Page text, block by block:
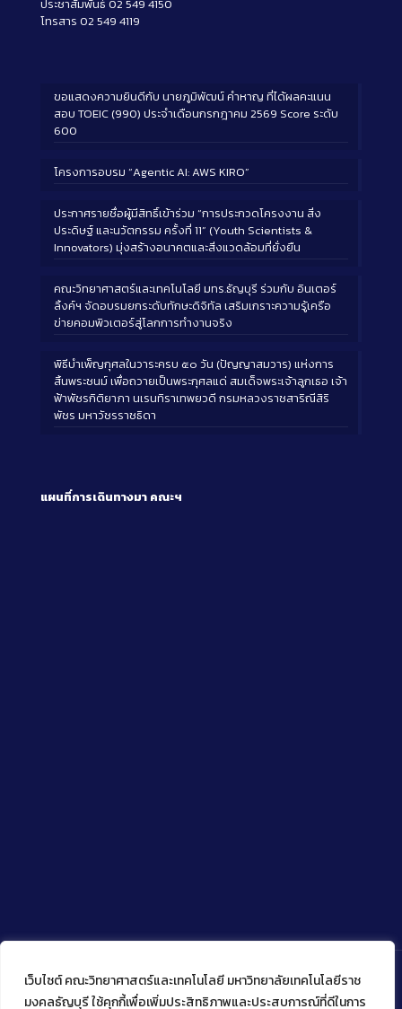
เว็บไซต์ คณะวิทยาศาสตร์และเทคโนโลยี มหาวิทยาลัยเทคโนโลยีราช
มงคลธัญบุรี ใช้คุกกี้เพื่อเพิ่มประสิทธิภาพและประสบการณ์ที่ดีในการ
ประชาสัมพันธ์ 02 549 4150
โทรสาร 02 549 4119
ขอแสดงความยินดีกับ นายภูมิพัฒน์ คำหาญ ที่ได้ผลคะแนน
สอบ TOEIC (990) ประจำเดือนกรกฎาคม 2569 Score ระดับ
600
โครงการอบรม “Agentic AI: AWS KIRO”
ประกาศรายชื่อผู้มีสิทธิ์เข้าร่วม “การประกวดโครงงาน สิ่ง
ประดิษฐ์ และนวัตกรรม ครั้งที่ 11” (Youth Scientists &
Innovators) มุ่งสร้างอนาคตและสิ่งแวดล้อมที่ยั่งยืน
คณะวิทยาศาสตร์และเทคโนโลยี มทร.ธัญบุรี ร่วมกับ อินเตอร์
ลิ้งค์ฯ จัดอบรมยกระดับทักษะดิจิทัล เสริมเกราะความรู้เครือ
ข่ายคอมพิวเตอร์สู่โลกการทำงานจริง
พิธีบำเพ็ญกุศลในวาระครบ ๕๐ วัน (ปัญญาสมวาร) แห่งการ
สิ้นพระชนม์ เพื่อถวายเป็นพระกุศลแด่ สมเด็จพระเจ้าลูกเธอ เจ้า
ฟ้าพัชรกิติยาภา นเรนทิราเทพยวดี กรมหลวงราชสาริณีสิริ
พัชร มหาวัชรราชธิดา
แผนที่การเดินทางมา คณะฯ